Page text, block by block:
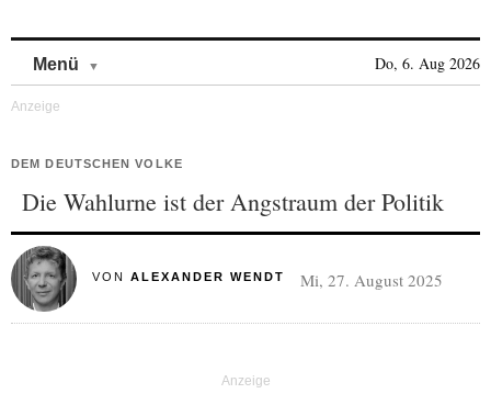
Menü Do, 6. Aug 2026
DEM DEUTSCHEN VOLKE
Die Wahlurne ist der Angstraum der Politik
VON ALEXANDER WENDT Mi, 27. August 2025